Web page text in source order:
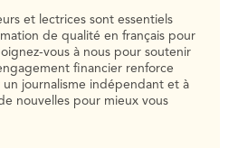
et lectrices sont essentiels
de qualité en français pour
vous à nous pour soutenir
financier renforce
journalisme indépendant et à
nouvelles pour mieux vous